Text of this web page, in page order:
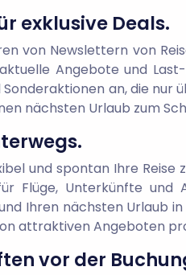
exklusive Deals.
von Newslettern von
Angebote und
an, die nur
nächsten Urlaub zum
und spontan Ihre Reise
Flüge, Unterkünfte und
Ihren nächsten Urlaub
attraktiven Angeboten
vor der